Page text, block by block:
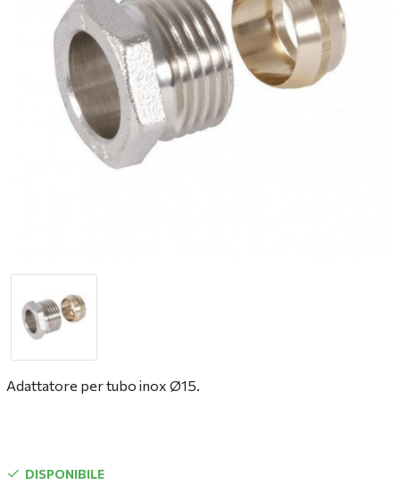
Adattatore per tubo inox Ø15.
DISPONIBILE